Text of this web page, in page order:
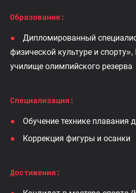
Образование:
Дипломированный
физической культуре и спорту»,
училище олимпийского резерва
Специализация:
Обучение технике плавания
Коррекция фигуры и осанки
Достижения: